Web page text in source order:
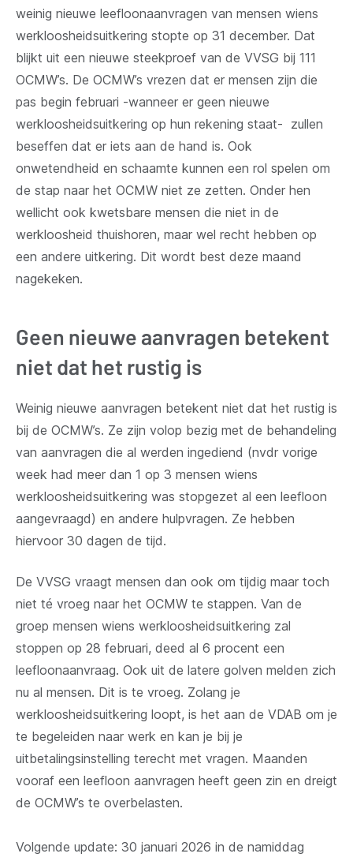
weinig nieuwe leefloonaanvragen van mensen wiens
werkloosheidsuitkering stopte op 31 december. Dat
blijkt uit een nieuwe steekproef van de VVSG bij 111
OCMW’s. De OCMW’s vrezen dat er mensen zijn die
pas begin februari -wanneer er geen nieuwe
werkloosheidsuitkering op hun rekening staat- zullen
beseffen dat er iets aan de hand is. Ook
onwetendheid en schaamte kunnen een rol spelen om
de stap naar het OCMW niet ze zetten. Onder hen
wellicht ook kwetsbare mensen die niet in de
werkloosheid thuishoren, maar wel recht hebben op
een andere uitkering. Dit wordt best deze maand
nagekeken.
Geen nieuwe aanvragen betekent
niet dat het rustig is
Weinig nieuwe aanvragen betekent niet dat het rustig is
bij de OCMW’s. Ze zijn volop bezig met de behandeling
van aanvragen die al werden ingediend (nvdr vorige
week had meer dan 1 op 3 mensen wiens
werkloosheidsuitkering was stopgezet al een leefloon
aangevraagd) en andere hulpvragen. Ze hebben
hiervoor 30 dagen de tijd.
De VVSG vraagt mensen dan ook om tijdig maar toch
niet té vroeg naar het OCMW te stappen. Van de
groep mensen wiens werkloosheidsuitkering zal
stoppen op 28 februari, deed al 6 procent een
leefloonaanvraag. Ook uit de latere golven melden zich
nu al mensen. Dit is te vroeg. Zolang je
werkloosheidsuitkering loopt, is het aan de VDAB om je
te begeleiden naar werk en kan je bij je
uitbetalingsinstelling terecht met vragen. Maanden
vooraf een leefloon aanvragen heeft geen zin en dreigt
de OCMW’s te overbelasten.
Volgende update: 30 januari 2026 in de namiddag